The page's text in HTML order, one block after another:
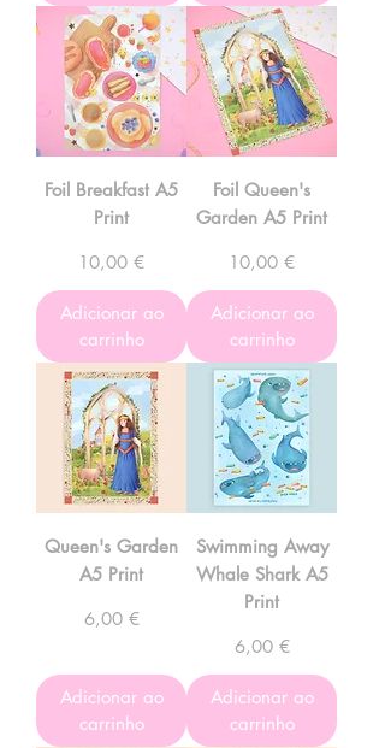
Foil Breakfast A5
Print
Preço
10,00 €
Adicionar ao
carrinho
Foil Queen's
Garden A5 Print
Preço
10,00 €
Adicionar ao
carrinho
Queen's Garden
A5 Print
Preço
6,00 €
Adicionar ao
carrinho
Swimming Away
Whale Shark A5
Print
Preço
6,00 €
Adicionar ao
carrinho